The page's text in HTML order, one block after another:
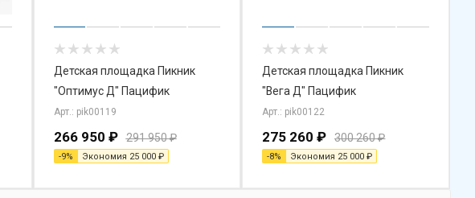
Детская площадка Пикник
"Оптимус Д" Пацифик
Арт.: pik00119
266 950 ₽ 291 950₽
-9% Экономия 25 000₽
Детская площадка Пикник
"Вега Д" Пацифик
Арт.: pik00122
275 260 ₽ 300 260₽
-8% Экономия 25 000 ₽